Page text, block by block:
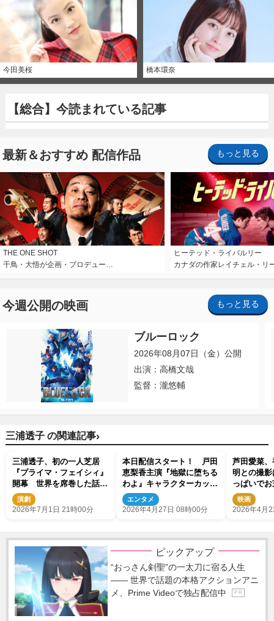
今田美桜 橋本環奈
【総合】今読まれている記事
最新＆おすすめ 配信作品 もっと見る
THE ONE SHOT
千鳥・大悟が企画・プロデュー…
ヒーテッド・ライバルリー
カナダの作家レイチェル・リ
今週公開の映画 もっと見る
ブルーロック
2026年08月07日（金）公開
出演：高橋文哉
監督：瀧悠輔
三浦透子 の関連記事›
三浦透子、初の一人芝居
『プライマ・フェイシィ』
開幕 世界を席巻した話題
作の日本初演に体当たり
演劇
2026年7月1日 21時00分
本日配信スタート！ 戸田
恵梨香主演『地獄に堕ちる
わよ』キャラクターカット
＆相関図解禁
エンタメ
2026年4月27日 08時00分
芦田愛菜
明との撮
っぱいで
ただいた」
映画
2026年4月
ピックアップ
“おっさん剣聖”の一太刀に宿る人生
―― 世界で話題の本格アクションアニ
メ、Prime Videoで独占配信中
P R